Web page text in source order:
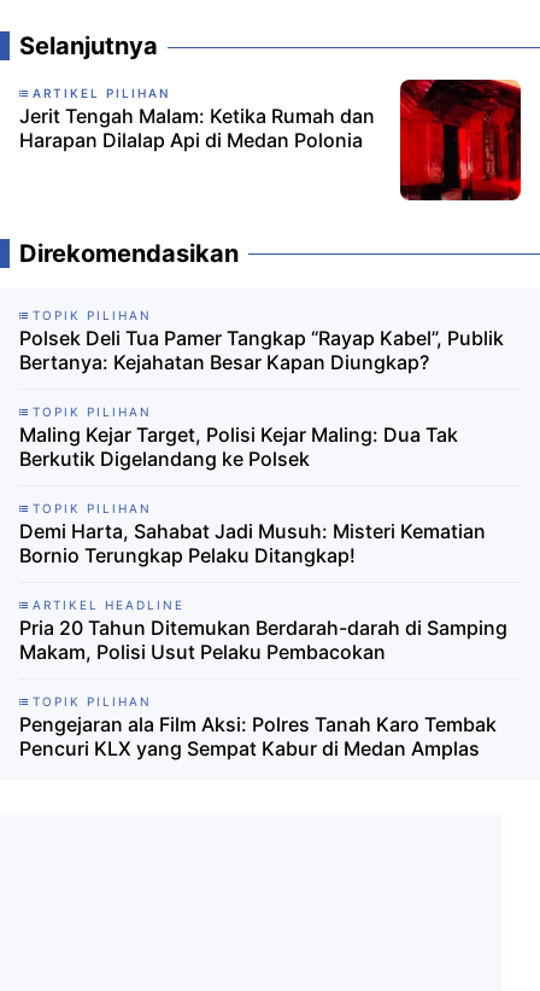
Selanjutnya
ARTIKEL PILIHAN
Jerit Tengah Malam: Ketika Rumah dan
Harapan Dilalap Api di Medan Polonia
Direkomendasikan
TOPIK PILIHAN
Polsek Deli Tua Pamer Tangkap “Rayap Kabel”, Publik
Bertanya: Kejahatan Besar Kapan Diungkap?
TOPIK PILIHAN
Maling Kejar Target, Polisi Kejar Maling: Dua Tak
Berkutik Digelandang ke Polsek
TOPIK PILIHAN
Demi Harta, Sahabat Jadi Musuh: Misteri Kematian
Bornio Terungkap Pelaku Ditangkap!
ARTIKEL HEADLINE
Pria 20 Tahun Ditemukan Berdarah-darah di Samping
Makam, Polisi Usut Pelaku Pembacokan
TOPIK PILIHAN
Pengejaran ala Film Aksi: Polres Tanah Karo Tembak
Pencuri KLX yang Sempat Kabur di Medan Amplas